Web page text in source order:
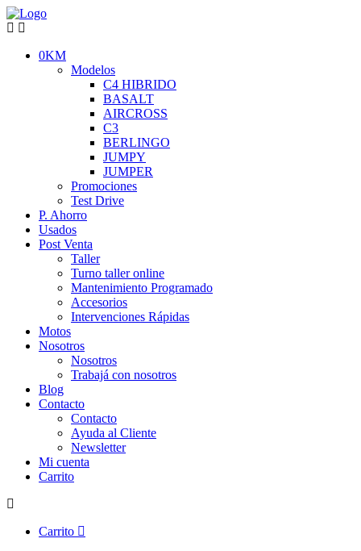
0KM
Modelos
C4 HIBRIDO
BASALT
AIRCROSS
C3
BERLINGO
JUMPY
JUMPER
Promociones
Test Drive
P. Ahorro
Usados
Post Venta
Taller
Turno taller online
Mantenimiento Programado
Accesorios
Intervenciones Rápidas
Motos
Nosotros
Nosotros
Trabajá con nosotros
Blog
Contacto
Contacto
Ayuda al Cliente
Newsletter
Mi cuenta
Carrito
Carrito